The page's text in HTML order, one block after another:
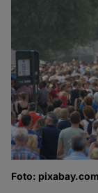
Foto: